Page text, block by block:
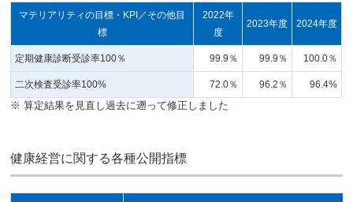
マテリアリティの目標・KPI／その他目
標
2022年
度
2023年度 2024年度
定期健康診断受診率100％ 99.9％ 99.9％ 100.0％
二次検査受診率100% 72.0％ 96.2％ 96.4%
※ 算定結果を見直し過去に遡って修正しました
健康経営に関する各種公開指標